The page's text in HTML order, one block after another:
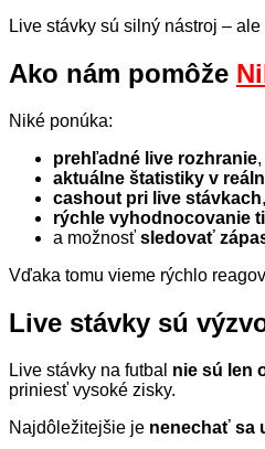
Live stávky sú silný nástroj –
Ako nám pomôže
Niké ponúka:
prehľadné live rozhranie,
aktuálne štatistiky v
cashout pri live stávkach,
rýchle vyhodnocovanie
a možnosť sledovať
Vďaka tomu vieme rýchlo
Live stávky sú
Live stávky na futbal nie sú len
priniesť vysoké zisky.
Najdôležitejšie je nenechať sa